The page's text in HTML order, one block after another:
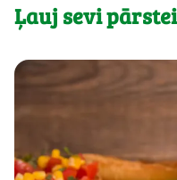
Ļauj sevi